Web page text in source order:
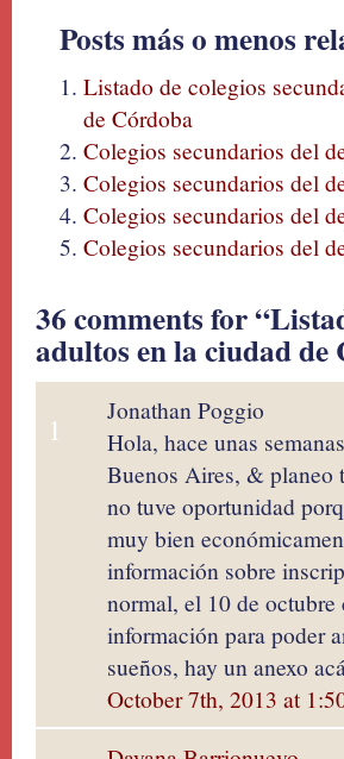
Posts más o menos
Listado de colegios
de Córdoba
Colegios secundarios del
Colegios secundarios del
Colegios secundarios del
Colegios secundarios del
36 comments for
adultos en la ciudad de
1
Jonathan Poggio
Hola, hace unas
Buenos Aires, & planeo
no tuve oportunidad
muy bien
información sobre
normal, el 10 de
información para poder
sueños, hay un anexo
October 7th, 2013 at